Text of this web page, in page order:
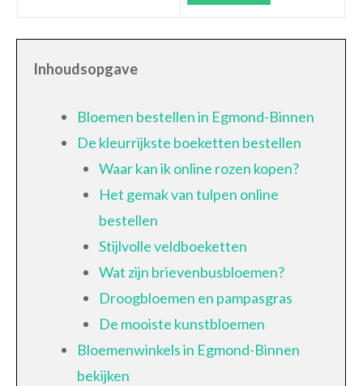
Inhoudsopgave
Bloemen bestellen in Egmond-Binnen
De kleurrijkste boeketten bestellen
Waar kan ik online rozen kopen?
Het gemak van tulpen online
bestellen
Stijlvolle veldboeketten
Wat zijn brievenbusbloemen?
Droogbloemen en pampasgras
De mooiste kunstbloemen
Bloemenwinkels in Egmond-Binnen
bekijken